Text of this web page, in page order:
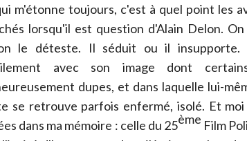
m'étonne toujours, c'est à quel point les
lorsqu'il est question d'Alain Delon. On
le déteste. Il séduit ou il insupporte.
avec son image dont
dupes, et dans laquelle lui-
se retrouve parfois enfermé, isolé. Et moi
dans ma mémoire : celle du 25ème Film